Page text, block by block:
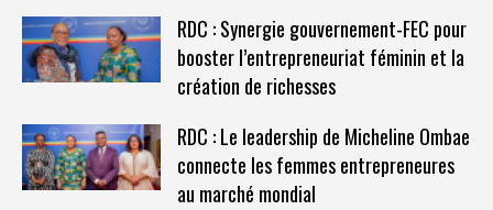
RDC : Synergie gouvernement-FEC pour
booster l’entrepreneuriat féminin et la
création de richesses
RDC : Le leadership de Micheline Ombae
connecte les femmes entrepreneures
au marché mondial